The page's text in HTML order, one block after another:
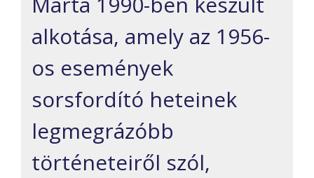
alkotása, amely az 1956-
os események
sorsfordító heteinek
legmegrázóbb
történeteiről szól,